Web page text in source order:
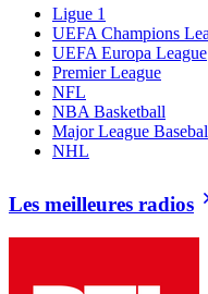
Ligue 1
UEFA Champions
UEFA Europa League
Premier League
NFL
NBA Basketball
Major League
NHL
Les meilleures radios